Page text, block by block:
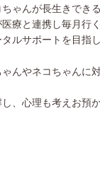
ゃんが長生きで
療と連携し毎月行
ルサポートを目指
んやネコちゃんに
、心理も考えお預